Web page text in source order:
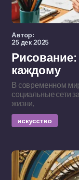
Автор:
25 дек 2025
Рисование:
каждому
В современном
социальные сети
жизни,
искусство